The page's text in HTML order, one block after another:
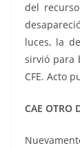
del
luces, la
sirvió para
CFE. Acto
CAE OTRO